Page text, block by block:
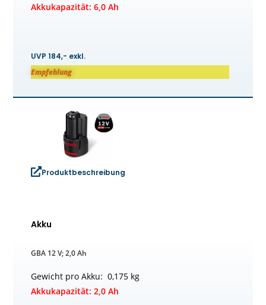
Akkukapazität: 6,0 Ah
UVP 184,- exkl.
Empfehlung
Produktbeschreibung
Akku
GBA 12 V; 2,0 Ah
Gewicht pro Akku: 0,175 kg
Akkukapazität: 2,0 Ah